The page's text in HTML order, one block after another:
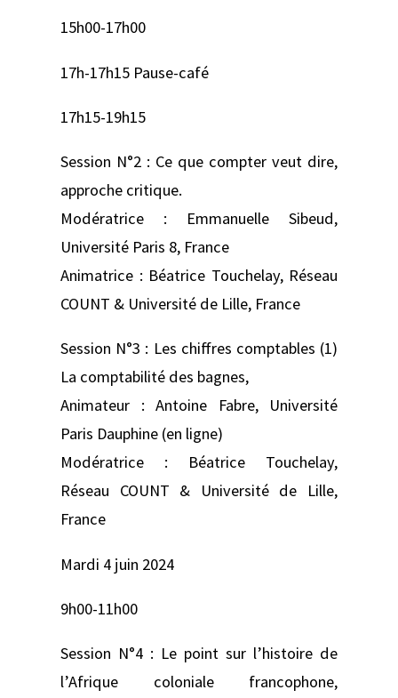
15h00-17h00
17h-17h15 Pause-café
17h15-19h15
Session N°2 : Ce que compter veut dire,
approche critique.
Modératrice : Emmanuelle Sibeud,
Université Paris 8, France
Animatrice : Béatrice Touchelay, Réseau
COUNT & Université de Lille, France
Session N°3 : Les chiffres comptables (1)
La comptabilité des bagnes,
Animateur : Antoine Fabre, Université
Paris Dauphine (en ligne)
Modératrice : Béatrice Touchelay,
Réseau COUNT & Université de Lille,
France
Mardi 4 juin 2024
9h00-11h00
Session N°4 : Le point sur l’histoire de
l’Afrique coloniale francophone,